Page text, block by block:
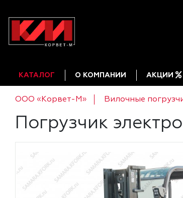
КАТАЛОГ О КОМПАНИИ АКЦИИ
ООО «Корвет-М» Вилочные
Погрузчик